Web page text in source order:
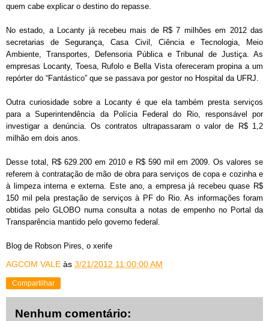
quem cabe explicar o destino do repasse.
No estado, a Locanty já recebeu mais de R$ 7 milhões em 2012 das
secretarias de Segurança, Casa Civil, Ciência e Tecnologia, Meio
Ambiente, Transportes, Defensoria Pública e Tribunal de Justiça. As
empresas Locanty, Toesa, Rufolo e Bella Vista ofereceram propina a um
repórter do “Fantástico” que se passava por gestor no Hospital da UFRJ.
Outra curiosidade sobre a Locanty é que ela também presta serviços
para a Superintendência da Polícia Federal do Rio, responsável por
investigar a denúncia. Os contratos ultrapassaram o valor de R$ 1,2
milhão em dois anos.
Desse total, R$ 629.200 em 2010 e R$ 590 mil em 2009. Os valores se
referem à contratação de mão de obra para serviços de copa e cozinha e
à limpeza interna e externa. Este ano, a empresa já recebeu quase R$
150 mil pela prestação de serviços à PF do Rio. As informações foram
obtidas pelo GLOBO numa consulta a notas de empenho no Portal da
Transparência mantido pelo governo federal.
Blog de Robson Pires, o xerife
AGCOM VALE às 3/21/2012 11:00:00 AM
Compartilhar
Nenhum comentário: